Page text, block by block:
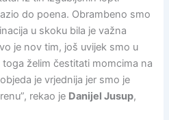
do poena. Obrambeno smo
u skoku bila je važna
je nov tim, još uvijek smo u
želim čestitati momcima na
je vrjednija jer smo je
rekao je Danijel Jusup,